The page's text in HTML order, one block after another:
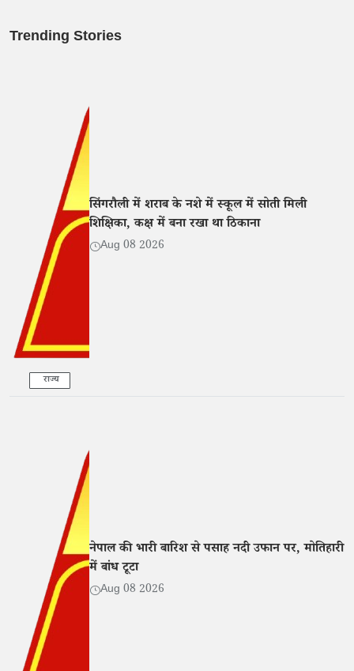
Trending Stories
राज्य
सिंगरौली में शराब के नशे में स्कूल में सोती मिली
शिक्षिका, कक्ष में बना रखा था ठिकाना
Aug 08 2026
नेपाल की भारी बारिश से पसाह नदी उफान पर, मोतिहारी
में बांध टूटा
Aug 08 2026